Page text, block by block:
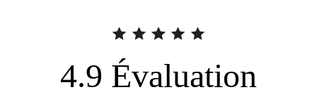
4.9 Évaluation